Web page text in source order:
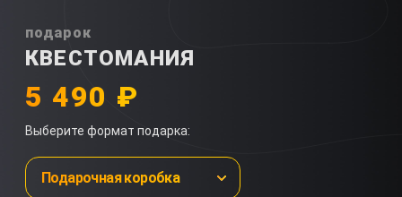
подарок
КВЕСТОМАНИЯ
5 490 ₽
Выберите формат подарка:
Подарочная коробка